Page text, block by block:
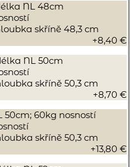
NL 48cm
skříně 48,3 cm
+8,40 €
NL 50cm
skříně 50,3 cm
+8,70 €
60kg nosností
skříně 50,3 cm
+13,80 €